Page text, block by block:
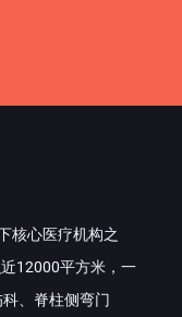
核心医疗机构之
12000平方米，一
、脊柱侧弯门